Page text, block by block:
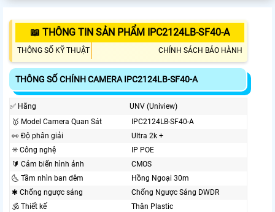
📖 THÔNG TIN SẢN PHẨM IPC2124LB-SF40-A
THÔNG SỐ KỸ THUẬT CHÍNH SÁCH BẢO HÀNH
THÔNG SỐ CHÍNH CAMERA IPC2124LB-SF40-A
️✅ Hãng
UNV (Uniview)
🥇 Model Camera Quan Sát
IPC2124LB-SF40-A
️👀 Độ phân giải
Ultra 2k +
✳️ Công nghệ
IP POE
🔰 Cảm biến hình ảnh
CMOS
🌜 Tầm nhìn ban đêm
Hồng Ngoại 30m
✱ Chống ngược sáng
Chống Ngược Sáng DWDR
🕉️ Thiết kế
Thân Plastic